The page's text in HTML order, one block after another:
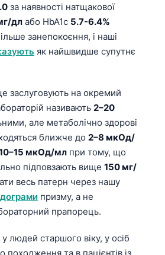
за наявності натщакової
дл або HbA1c 5.7-6.4%
занепокоєння, і наші
як найшвидше супутнє
заслуговують на окремий
називають 2–20
але метаболічно здорові
ближче до 2–8 мкОд/
мкОд/мл при тому, що
підповзають вище 150 мг/
весь патерн через нашу
призму, а не
прапорець.
людей старшого віку, у осіб
походження та в пацієнтів із